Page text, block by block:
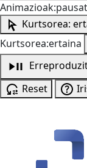
Kurtsorea:
Kurtsorea:ertaina
Reset